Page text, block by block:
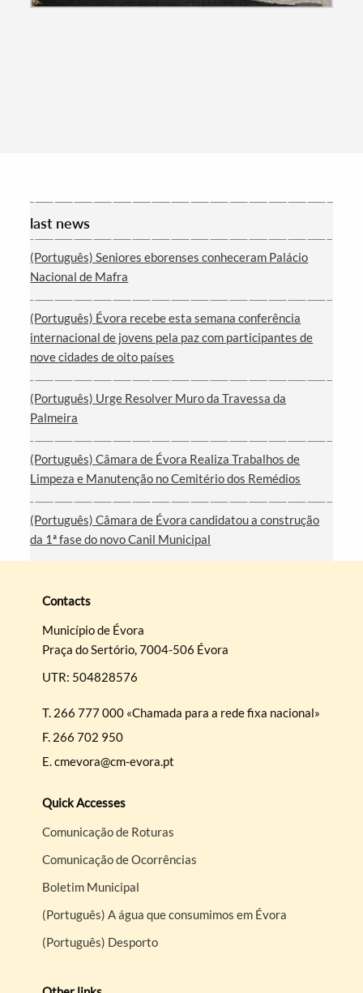
Categories
last news
(Português) Seniores eborenses conheceram Palácio
Nacional de Mafra
(Português) Évora recebe esta semana conferência
internacional de jovens pela paz com participantes de
nove cidades de oito países
(Português) Urge Resolver Muro da Travessa da
Palmeira
(Português) Câmara de Évora Realiza Trabalhos de
Limpeza e Manutenção no Cemitério dos Remédios
(Português) Câmara de Évora candidatou a construção
da 1ª fase do novo Canil Municipal
Contacts
Município de Évora
Praça do Sertório, 7004-506 Évora
UTR: 504828576
T. 266 777 000 «Chamada para a rede fixa nacional»
F. 266 702 950
E.cmevora@cm-evora.pt
Quick Accesses
Comunicação de Roturas
Comunicação de Ocorrências
Boletim Municipal
(Português) A água que consumimos em Évora
(Português) Desporto